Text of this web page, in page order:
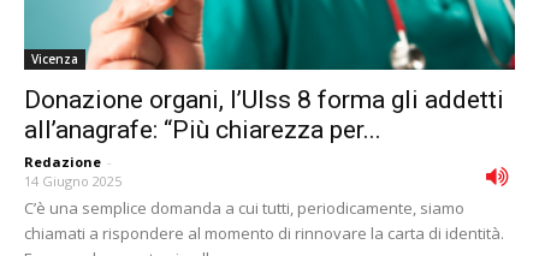
Vicenza
Donazione organi, l’Ulss 8 forma gli addetti
all’anagrafe: “Più chiarezza per...
Redazione -
14 Giugno 2025
C’è una semplice domanda a cui tutti, periodicamente, siamo
chiamati a rispondere al momento di rinnovare la carta di identità.